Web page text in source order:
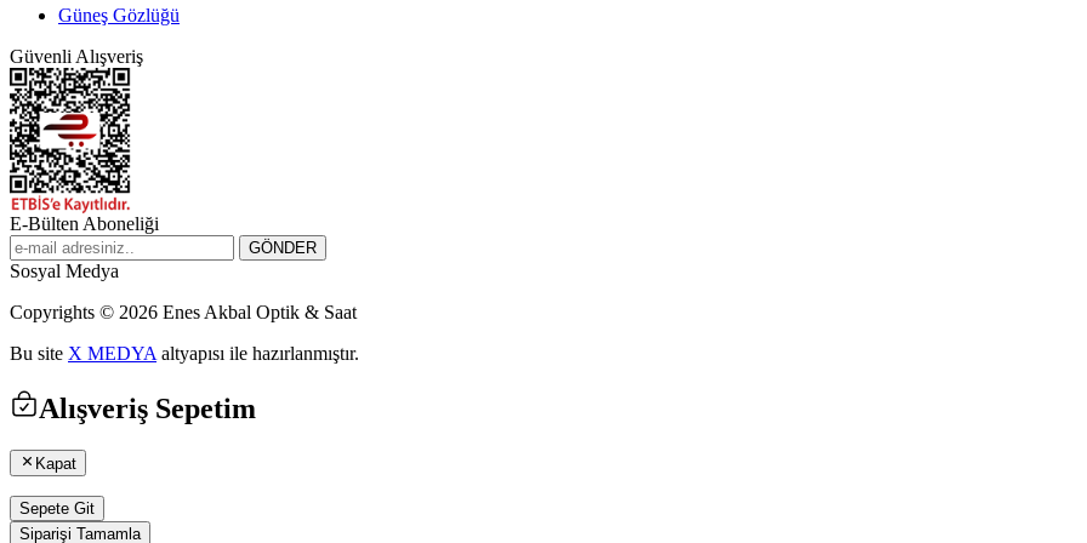
Güneş Gözlüğü
Güvenli Alışveriş
E-Bülten Aboneliği
Sosyal Medya
Copyrights © 2026 Enes Akbal Optik & Saat
Bu site X MEDYA altyapısı ile hazırlanmıştır.
Alışveriş Sepetim
Kapat
Sepete Git
Siparişi Tamamla